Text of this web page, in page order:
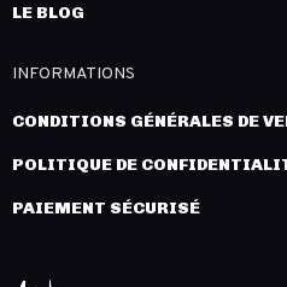
LE BLOG
INFORMATIONS
CONDITIONS GÉNÉRALES DE
POLITIQUE DE
PAIEMENT SÉCURISÉ